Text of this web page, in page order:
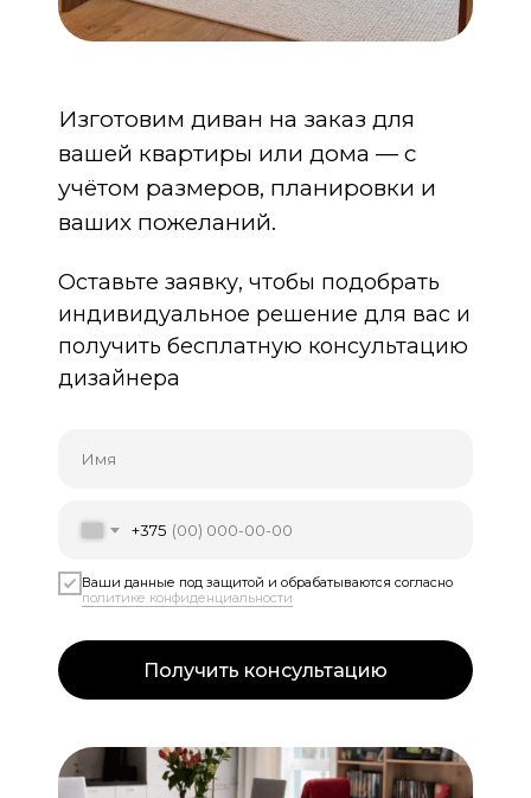
Изготовим диван на заказ для
вашей квартиры или дома — с
учётом размеров, планировки и
ваших пожеланий.
Оставьте заявку, чтобы подобрать
индивидуальное решение для вас и
получить бесплатную консультацию
дизайнера
Имя
+375
Ваши данные под защитой и обрабатываются согласно
политике конфиденциальности
Получить консультацию